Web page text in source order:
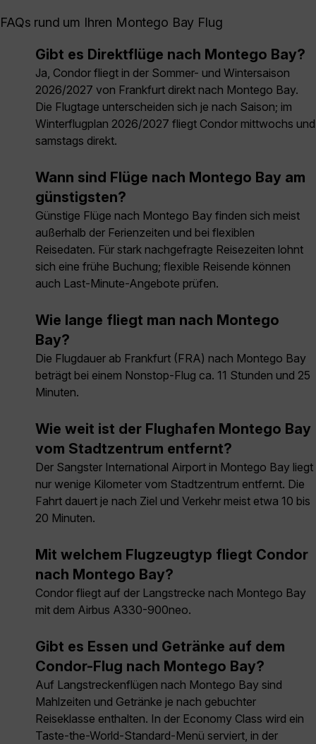
FAQs rund um Ihren Montego Bay Flug
Gibt es Direktflüge nach Montego Bay?
Ja, Condor fliegt in der Sommer- und Wintersaison
2026/2027 von Frankfurt direkt nach Montego Bay.
Die Flugtage unterscheiden sich je nach Saison; im
Winterflugplan 2026/2027 fliegt Condor mittwochs und
samstags direkt.
Wann sind Flüge nach Montego Bay am
günstigsten?
Günstige Flüge nach Montego Bay finden sich meist
außerhalb der Ferienzeiten und bei flexiblen
Reisedaten. Für stark nachgefragte Reisezeiten lohnt
sich eine frühe Buchung; flexible Reisende können
auch Last-Minute-Angebote prüfen.
Wie lange fliegt man nach Montego
Bay?
Die Flugdauer ab Frankfurt (FRA) nach Montego Bay
beträgt bei einem Nonstop-Flug ca. 11 Stunden und 25
Minuten.
Wie weit ist der Flughafen Montego Bay
vom Stadtzentrum entfernt?
Der Sangster International Airport in Montego Bay liegt
nur wenige Kilometer vom Stadtzentrum entfernt. Die
Fahrt dauert je nach Ziel und Verkehr meist etwa 10 bis
20 Minuten.
Mit welchem Flugzeugtyp fliegt Condor
nach Montego Bay?
Condor fliegt auf der Langstrecke nach Montego Bay
mit dem Airbus A330-900neo.
Gibt es Essen und Getränke auf dem
Condor-Flug nach Montego Bay?
Auf Langstreckenflügen nach Montego Bay sind
Mahlzeiten und Getränke je nach gebuchter
Reiseklasse enthalten. In der Economy Class wird ein
Taste-the-World-Standard-Menü serviert, in der